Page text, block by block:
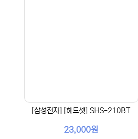
[삼성전자] [헤드셋] SHS-210BT
23,000원